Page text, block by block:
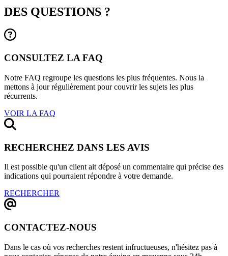
DES QUESTIONS ?
CONSULTEZ LA FAQ
Notre FAQ regroupe les questions les plus fréquentes. Nous la
mettons à jour régulièrement pour couvrir les sujets les plus
récurrents.
VOIR LA FAQ
RECHERCHEZ DANS LES AVIS
Il est possible qu'un client ait déposé un commentaire qui précise des
indications qui pourraient répondre à votre demande.
RECHERCHER
CONTACTEZ-NOUS
Dans le cas où vos recherches restent infructueuses, n'hésitez pas à